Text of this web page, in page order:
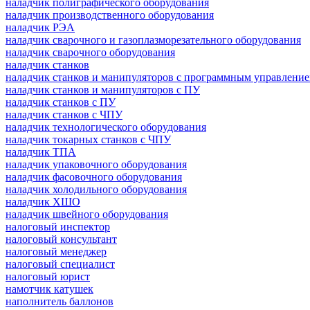
наладчик производственного оборудования
наладчик РЭА
наладчик сварочного и газоплазморезательного оборудования
наладчик сварочного оборудования
наладчик станков
наладчик станков и манипуляторов с программным
наладчик станков и манипуляторов с ПУ
наладчик станков с ПУ
наладчик станков с ЧПУ
наладчик технологического оборудования
наладчик токарных станков с ЧПУ
наладчик ТПА
наладчик упаковочного оборудования
наладчик фасовочного оборудования
наладчик холодильного оборудования
наладчик ХШО
наладчик швейного оборудования
налоговый инспектор
налоговый консультант
налоговый менеджер
налоговый специалист
налоговый юрист
намотчик катушек
наполнитель баллонов